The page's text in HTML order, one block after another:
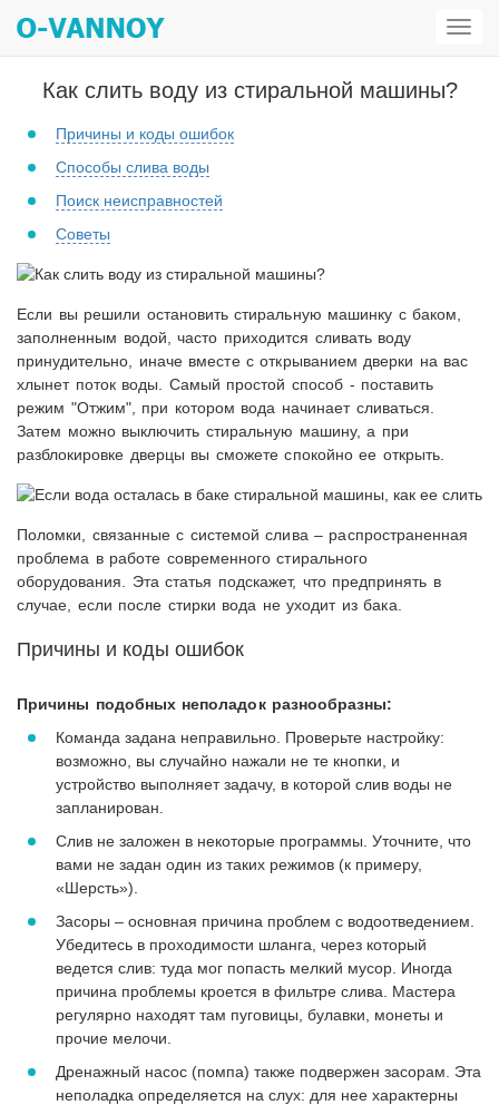
Как слить воду из стиральной машины?
Причины и коды ошибок
Способы слива воды
Поиск неисправностей
Советы
Если вы решили остановить стиральную машинку с баком,
заполненным водой, часто приходится сливать воду
принудительно, иначе вместе с открыванием дверки на вас
хлынет поток воды. Самый простой способ - поставить
режим "Отжим", при котором вода начинает сливаться.
Затем можно выключить стиральную машину, а при
разблокировке дверцы вы сможете спокойно ее открыть.
Поломки, связанные с системой слива – распространенная
проблема в работе современного стирального
оборудования. Эта статья подскажет, что предпринять в
случае, если после стирки вода не уходит из бака.
Причины и коды ошибок
Причины подобных неполадок разнообразны:
Команда задана неправильно. Проверьте настройку:
возможно, вы случайно нажали не те кнопки, и
устройство выполняет задачу, в которой слив воды не
запланирован.
Слив не заложен в некоторые программы. Уточните, что
вами не задан один из таких режимов (к примеру,
«Шерсть»).
Засоры – основная причина проблем с водоотведением.
Убедитесь в проходимости шланга, через который
ведется слив: туда мог попасть мелкий мусор. Иногда
причина проблемы кроется в фильтре слива. Мастера
регулярно находят там пуговицы, булавки, монеты и
прочие мелочи.
Дренажный насос (помпа) также подвержен засорам. Эта
неполадка определяется на слух: для нее характерны